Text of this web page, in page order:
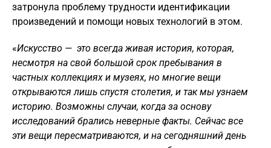
затронула проблему трудности идентификации
произведений и помощи новых технологий в этом.
«Искусство — это всегда живая история, которая,
несмотря на свой большой срок пребывания в
частных коллекциях и музеях, но многие вещи
открываются лишь спустя столетия, и так мы узнаем
историю. Возможны случаи, когда за основу
исследований брались неверные факты. Сейчас все
эти вещи пересматриваются, и на сегодняшний день